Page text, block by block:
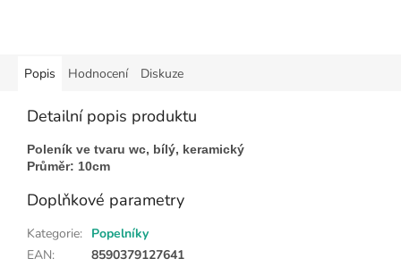
Popis Hodnocení Diskuze
Detailní popis produktu
Poleník ve tvaru wc, bílý, keramický
Průměr: 10cm
Doplňkové parametry
Kategorie: Popelníky
EAN:
8590379127641